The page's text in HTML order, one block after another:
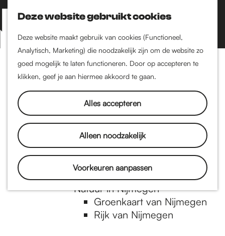
Deze website gebruikt cookies
Deze website maakt gebruik van cookies (Functioneel,
Analytisch, Marketing) die noodzakelijk zijn om de website zo
goed mogelijk te laten functioneren. Door op accepteren te
klikken, geef je aan hiermee akkoord te gaan.
Alles accepteren
Alleen noodzakelijk
Voorkeuren aanpassen
Z
o
e
k
e
K
a
a
r
t
M
e
n
Nijmegen-Nieuw-West
Dukenburg
Lindenholt
Historie
De oudste stad van
Nederland
Historische tijdlijn
Romeinse Limes
Vrede van Nijmegen
Penning
Natuur in Nijmegen
Groenkaart van Nijmegen
Rijk van Nijmegen